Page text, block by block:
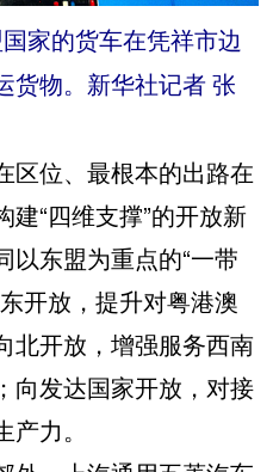
家的货车在凭祥市边
货物。新华社记者 张
位、最根本的出路在
“四维支撑”的开放新
以东盟为重点的“一带
开放，提升对粤港澳
北开放，增强服务西南
向发达国家开放，对接
力。